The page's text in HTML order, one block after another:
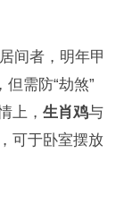
间者，明年甲
但需防“劫煞”
上， 生肖鸡与
可于卧室摆放